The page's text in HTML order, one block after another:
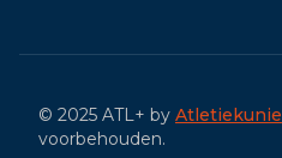
© 2025 ATL+ by Atletiekunie
voorbehouden.